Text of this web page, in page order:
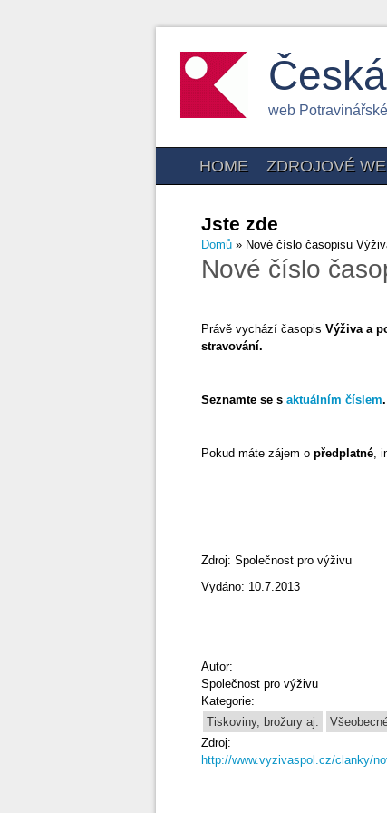
web
HOME ZDROJOVÉ
Jste zde
Domů » Nové číslo časopisu
Nové číslo
Právě vychází časopis Výživa a
stravování.
Seznamte se s aktuálním číslem.
Pokud máte zájem o předplatné ,
Zdroj: Společnost pro výživu
Vydáno: 10.7.2013
Autor:
Společnost pro výživu
Kategorie:
Tiskoviny, brožury aj.
Zdroj:
http://www.vyzivaspol.cz/clanky/